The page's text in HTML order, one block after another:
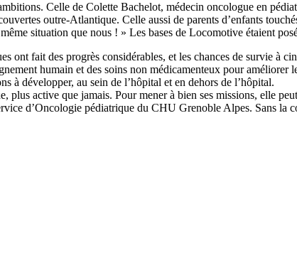
Celle de Colette Bachelot, médecin oncologue en
outre-Atlantique. Celle aussi de parents d’enfants
situation que nous ! » Les bases de Locomotive étaient
ont fait des progrès considérables, et les chances de survie à
humain et des soins non médicamenteux pour
à développer, au sein de l’hôpital et en dehors de l’hôpital.
active que jamais. Pour mener à bien ses missions, elle
d’Oncologie pédiatrique du CHU Grenoble Alpes. Sans la